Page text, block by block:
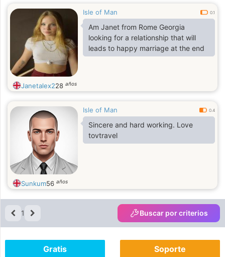
Isle of Man 0.1
Am Janet from Rome Georgia
looking for a relationship that will
leads to happy marriage at the end
Janetalex228 años
Isle of Man 0.4
Sincere and hard working. Love
tovtravel
Sunkum56 años
1 Buscar por criterios
Gratis Soporte